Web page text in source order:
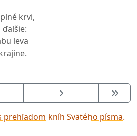
krvi,
leva
prehľadom kníh Svätého písma.